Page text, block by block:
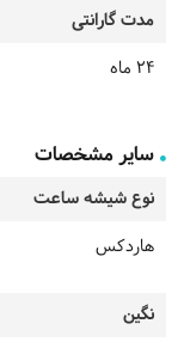
مدت گارانتی
24 ماه
سایر مشخصات
نوع شیشه ساعت
هاردکس
نگین